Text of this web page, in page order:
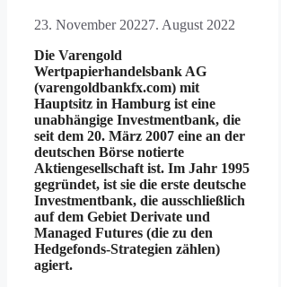
23. November 20227. August 2022
Die Varengold
Wertpapierhandelsbank AG
(varengoldbankfx.com) mit
Hauptsitz in Hamburg ist eine
unabhängige Investmentbank, die
seit dem 20. März 2007 eine an der
deutschen Börse notierte
Aktiengesellschaft ist. Im Jahr 1995
gegründet, ist sie die erste deutsche
Investmentbank, die ausschließlich
auf dem Gebiet Derivate und
Managed Futures (die zu den
Hedgefonds-Strategien zählen)
agiert.